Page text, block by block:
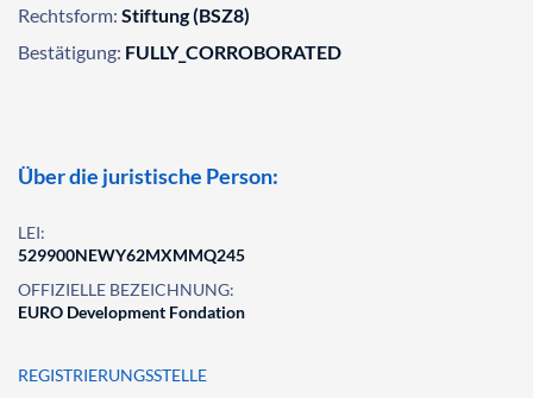
Rechtsform: Stiftung (BSZ8)
Bestätigung: FULLY_CORROBORATED
Über die juristische Person:
LEI:
529900NEWY62MXMMQ245
OFFIZIELLE BEZEICHNUNG:
EURO Development Fondation
REGISTRIERUNGSSTELLE